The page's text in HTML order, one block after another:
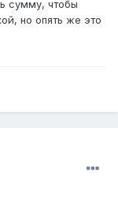
сумму, чтобы
но опять же это